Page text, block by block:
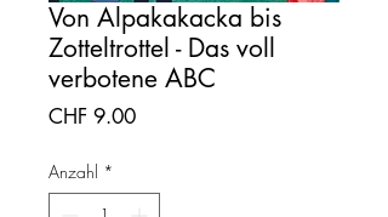
Von Alpakakacka bis
Zotteltrottel - Das voll
verbotene ABC
CHF 9.00Preis
Anzahl *